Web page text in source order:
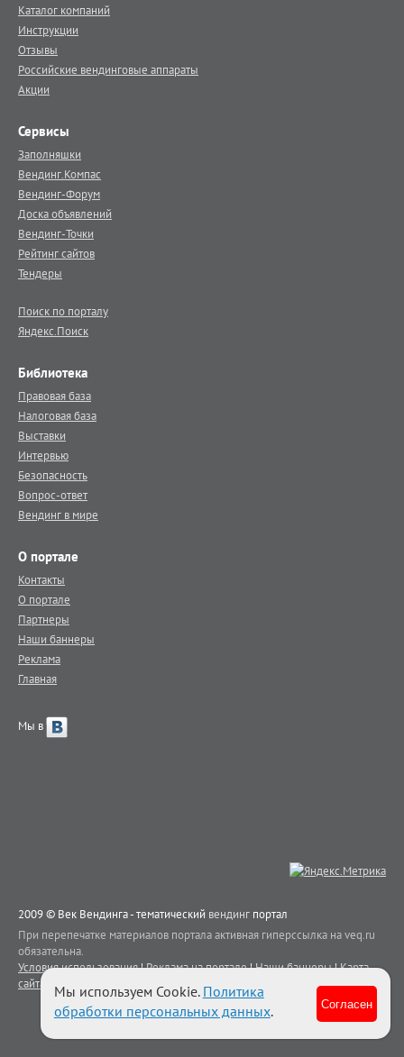
Каталог компаний
Инструкции
Отзывы
Российские вендинговые аппараты
Акции
Сервисы
Заполняшки
Вендинг.Компас
Вендинг-Форум
Доска объявлений
Вендинг-Точки
Рейтинг сайтов
Тендеры
Поиск по порталу
Яндекс.Поиск
Библиотека
Правовая база
Налоговая база
Выставки
Интервью
Безопасность
Вопрос-ответ
Вендинг в мире
О портале
Контакты
О портале
Партнеры
Наши баннеры
Реклама
Главная
Мы в
2009 © Век Вендинга - тематический вендинг портал
При перепечатке материалов портала активная гиперссылка на veq.ru
обязательна.
Условия использования|Реклама на портале|Наши баннеры|Карта
сайта
Контакты
Мы используем Cookie. Политика
обработки персональных данных. Согласен